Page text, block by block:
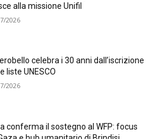
alla missione Unifil
2026
celebra i 30 anni dall’iscrizione
liste UNESCO
2026
conferma il sostegno al WFP: focus